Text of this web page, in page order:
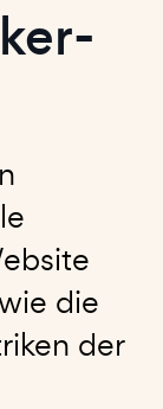
die
der